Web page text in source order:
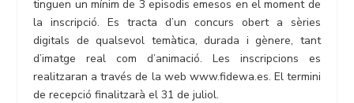
tinguen un mínim de 3 episodis emesos en el moment de
la inscripció. Es tracta d’un concurs obert a sèries
digitals de qualsevol temàtica, durada i gènere, tant
d’imatge real com d’animació. Les inscripcions es
realitzaran a través de la web www.fidewa.es. El termini
de recepció finalitzarà el 31 de juliol.